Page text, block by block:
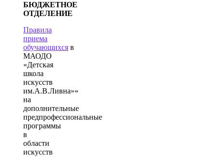
БЮДЖЕТНОЕ
ОТДЕЛЕНИЕ
Правила
приема
обучающихся в
МАОДО
«Детская
школа
искусств
им.А.В.Ливна»»
на
дополнительные
предпрофессиональные
программы
в
области
искусств